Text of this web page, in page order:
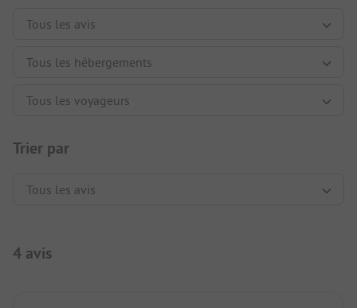
Trier par
4 avis